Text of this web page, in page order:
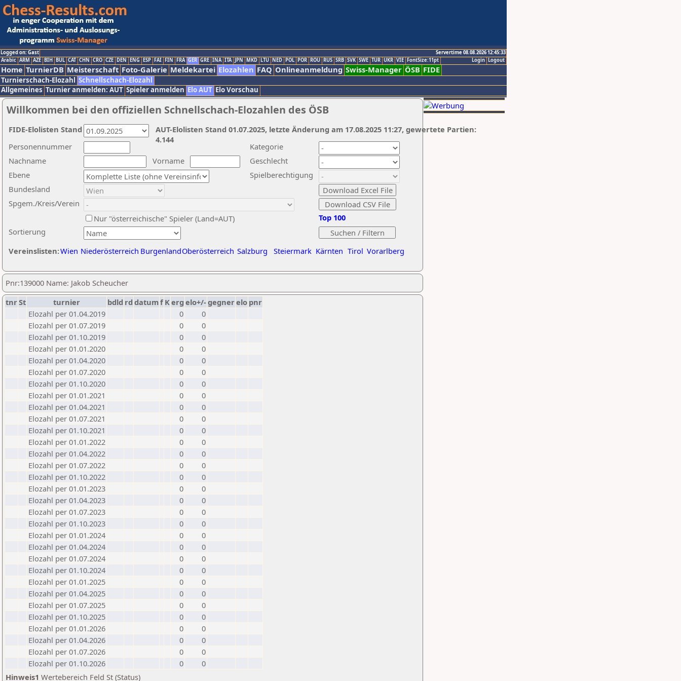
Logged on: Gast
Servertime 08.08.2026 12:45:33
Logout
Login
Arabic ARM AZE BIH BUL CAT CHN CRO CZE DEN ENG ESP FAI FIN FRA GER GRE INA ITA JPN MKD LTU NED POL POR ROU RUS SRB SVK SWE TUR UKR VIE FontSize:11pt
Home TurnierDB Meisterschaft Foto-Galerie Meldekartei Elozahlen FAQ Onlineanmeldung Swiss-Manager ÖSB FIDE
Turnierschach-Elozahl Schnellschach-Elozahl
Allgemeines Turnier anmelden: AUT Spieler anmelden Elo AUT Elo Vorschau
Willkommen bei den offiziellen Schnellschach-Elozahlen des ÖSB
Nachname
Vorname
Ebene
Kategorie
Sortierung
Personennummer
Bundesland
Spgem./Kreis/Verein
Geschlecht
Nur "österreichische" Spieler (Land=AUT)
Spielberechtigung
Vereinslisten:Wien Niederösterreich BurgenlandOberösterreich Salzburg Steiermark Kärnten Tirol Vorarlberg
Top 100
AUT-Elolisten Stand 01.07.2025, letzte Änderung am 17.08.2025 11:27, gewertete Partien:
4.144
FIDE-Elolisten Stand
Pnr:139000 Name: Jakob Scheucher
tnrSt turnier bdld rd datumf Kerg elo+/-gegnerelo pnr
Elozahl per 01.04.2019
0
0
Elozahl per 01.07.2019
0
0
Elozahl per 01.10.2019
0
0
Elozahl per 01.01.2020
0
0
Elozahl per 01.04.2020
0
0
Elozahl per 01.07.2020
0
0
Elozahl per 01.10.2020
0
0
Elozahl per 01.01.2021
0
0
Elozahl per 01.04.2021
0
0
Elozahl per 01.07.2021
0
0
Elozahl per 01.10.2021
0
0
Elozahl per 01.01.2022
0
0
Elozahl per 01.04.2022
0
0
Elozahl per 01.07.2022
0
0
Elozahl per 01.10.2022
0
0
Elozahl per 01.01.2023
0
0
Elozahl per 01.04.2023
0
0
Elozahl per 01.07.2023
0
0
Elozahl per 01.10.2023
0
0
Elozahl per 01.01.2024
0
0
Elozahl per 01.04.2024
0
0
Elozahl per 01.07.2024
0
0
Elozahl per 01.10.2024
0
0
Elozahl per 01.01.2025
0
0
Elozahl per 01.04.2025
0
0
Elozahl per 01.07.2025
0
0
Elozahl per 01.10.2025
0
0
Elozahl per 01.01.2026
0
0
Elozahl per 01.04.2026
0
0
Elozahl per 01.07.2026
0
0
Elozahl per 01.10.2026
0
0
Hinweis1 Wertebereich Feld St (Status)